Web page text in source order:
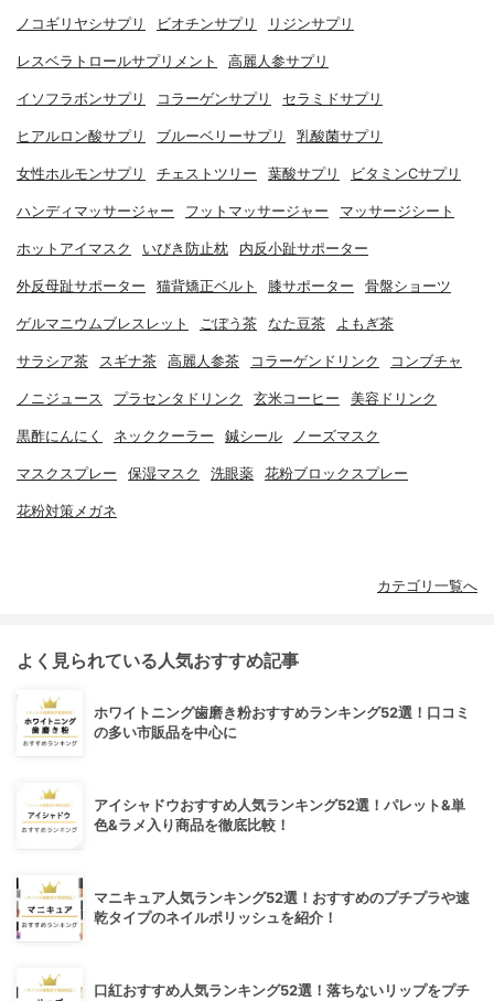
ノコギリヤシサプリ ビオチンサプリ リジンサプリ
レスベラトロールサプリメント 高麗人参サプリ
イソフラボンサプリ コラーゲンサプリ セラミドサプリ
ヒアルロン酸サプリ ブルーベリーサプリ 乳酸菌サプリ
女性ホルモンサプリ チェストツリー 葉酸サプリ ビタミンCサプリ
ハンディマッサージャー フットマッサージャー マッサージシート
ホットアイマスク いびき防止枕 内反小趾サポーター
外反母趾サポーター 猫背矯正ベルト 膝サポーター 骨盤ショーツ
ゲルマニウムブレスレット ごぼう茶 なた豆茶 よもぎ茶
サラシア茶 スギナ茶 高麗人参茶 コラーゲンドリンク コンブチャ
ノニジュース プラセンタドリンク 玄米コーヒー 美容ドリンク
黒酢にんにく ネッククーラー 鍼シール ノーズマスク
マスクスプレー 保湿マスク 洗眼薬 花粉ブロックスプレー
花粉対策メガネ
カテゴリ一覧へ
よく見られている人気おすすめ記事
ホワイトニング歯磨き粉おすすめランキング52選！口コミ
の多い市販品を中心に
アイシャドウおすすめ人気ランキング52選！パレット&単
色&ラメ入り商品を徹底比較！
マニキュア人気ランキング52選！おすすめのプチプラや速
乾タイプのネイルポリッシュを紹介！
口紅おすすめ人気ランキング52選！落ちないリップをプチ